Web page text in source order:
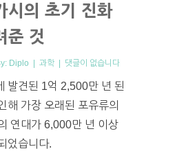
시의 초기 진화
준 것
Diplo | 과학 | 댓글이 없습니다
발견된 1억 2,500만 년 된
해 가장 오래된 포유류의
연대가 6,000만 년 이상
었습니다.